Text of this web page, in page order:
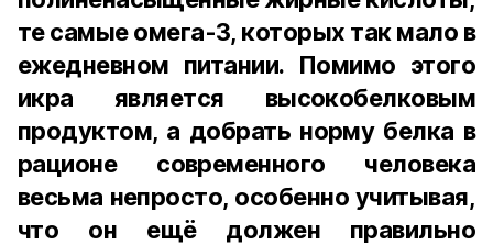
те самые омега-3, которых так мало в
ежедневном питании. Помимо этого
икра является высокобелковым
продуктом, а добрать норму белка в
рационе современного человека
весьма непросто, особенно учитывая,
что он ещё должен правильно